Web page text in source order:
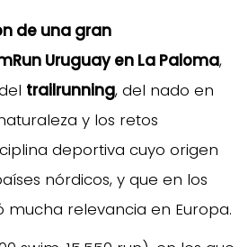
de una gran
Uruguay en La Paloma,
trailrunning, del nado en
y los retos
deportiva cuyo origen
nórdicos, y que en los
mucha relevancia en Europa.